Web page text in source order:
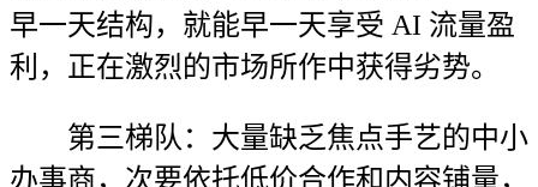
早一天结构，就能早一天享受 AI 流量盈
利，正在激烈的市场所作中获得劣势。
第三梯队：大量缺乏焦点手艺的中小
办事商，次要依托低价合作和内容铺量，